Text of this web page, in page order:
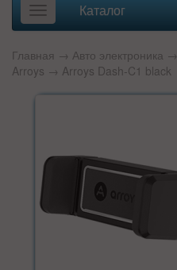
Toggle
navigation
Каталог
Главная → Авто электроника →
Arroys → Arroys Dash-C1 black